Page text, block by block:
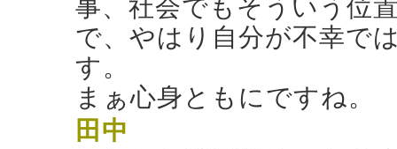
事、社会でもそういう位
で、やはり自分が不幸で
す。
まぁ心身ともにですね。
田中